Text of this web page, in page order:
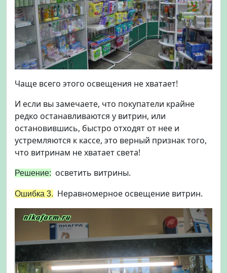
Чаще всего этого освещения не хватает!
И если вы замечаете, что покупатели крайне
редко останавливаются у витрин, или
остановившись, быстро отходят от нее и
устремляются к кассе, это верный признак того,
что витринам не хватает света!
Решение: осветить витрины.
Ошибка 3. Неравномерное освещение витрин.